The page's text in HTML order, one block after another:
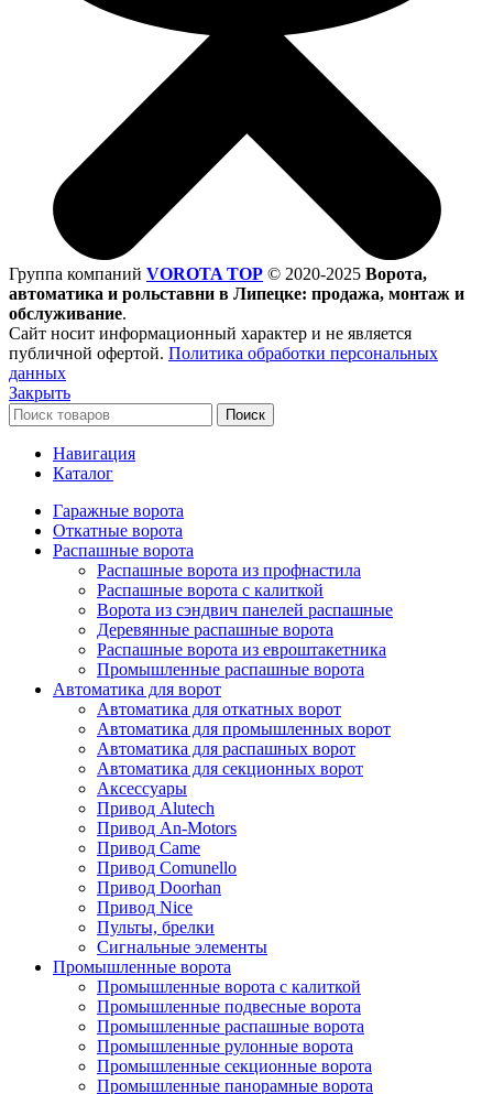
Группа компаний VOROTA TOP © 2020-2025 Ворота,
автоматика и рольставни в Липецке: продажа, монтаж и
обслуживание.
Сайт носит информационный характер и не является
публичной офертой. Политика обработки персональных
данных
Закрыть
Поиск
Навигация
Каталог
Гаражные ворота
Откатные ворота
Распашные ворота
Распашные ворота из профнастила
Распашные ворота с калиткой
Ворота из сэндвич панелей распашные
Деревянные распашные ворота
Распашные ворота из евроштакетника
Промышленные распашные ворота
Автоматика для ворот
Автоматика для откатных ворот
Автоматика для промышленных ворот
Автоматика для распашных ворот
Автоматика для секционных ворот
Аксессуары
Привод Alutech
Привод An-Motors
Привод Came
Привод Comunello
Привод Doorhan
Привод Nice
Пульты, брелки
Сигнальные элементы
Промышленные ворота
Промышленные ворота с калиткой
Промышленные подвесные ворота
Промышленные распашные ворота
Промышленные рулонные ворота
Промышленные секционные ворота
Промышленные панорамные ворота